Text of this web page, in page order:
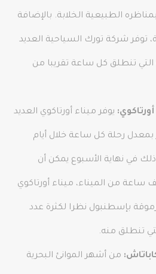
الطبيعية الخلابة. بالإضافة
توفر شركة تورك السياحية العديد
تنطلق كل ساعة تقريبا من
يوفر ميناء أورتاكوي العديد
رحلة كل ساعة خلال أيام
في نهاية الأسبوع يمكن أن
من الميناء، ميناء أورتاكوي
بإسطنبول نظرا لكثرة عدد
تنطلق منه.
من أشهر الموانئ البحرية